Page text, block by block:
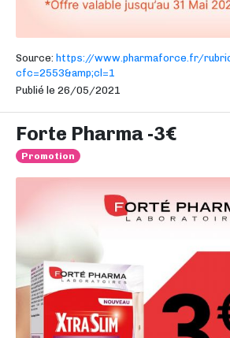
Source: https://www.pharmaforce.fr/
cfc=2553&amp;cl=1
Publié le 26/05/2021
Forte Pharma -3€
Promotion